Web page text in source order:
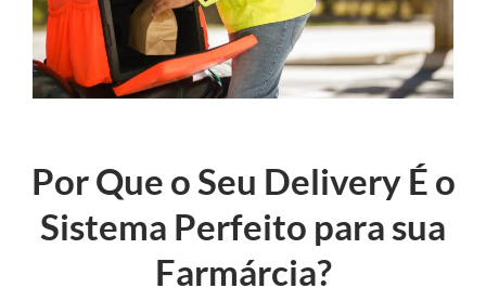
Por Que o Seu Delivery É o
Sistema Perfeito para sua
Farmárcia?